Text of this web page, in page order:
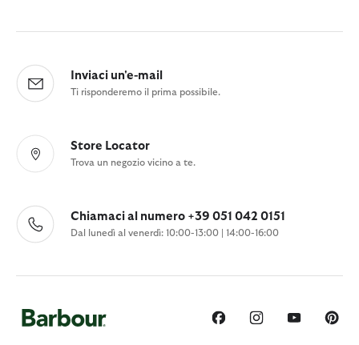
Inviaci un'e-mail
Ti risponderemo il prima possibile.
Store Locator
Trova un negozio vicino a te.
Chiamaci al numero +39 051 042 0151
Dal lunedì al venerdì: 10:00-13:00 | 14:00-16:00